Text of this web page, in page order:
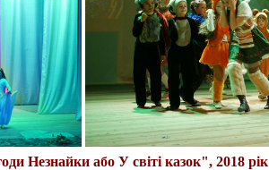
Незнайки або У світі казок", 2018 рік